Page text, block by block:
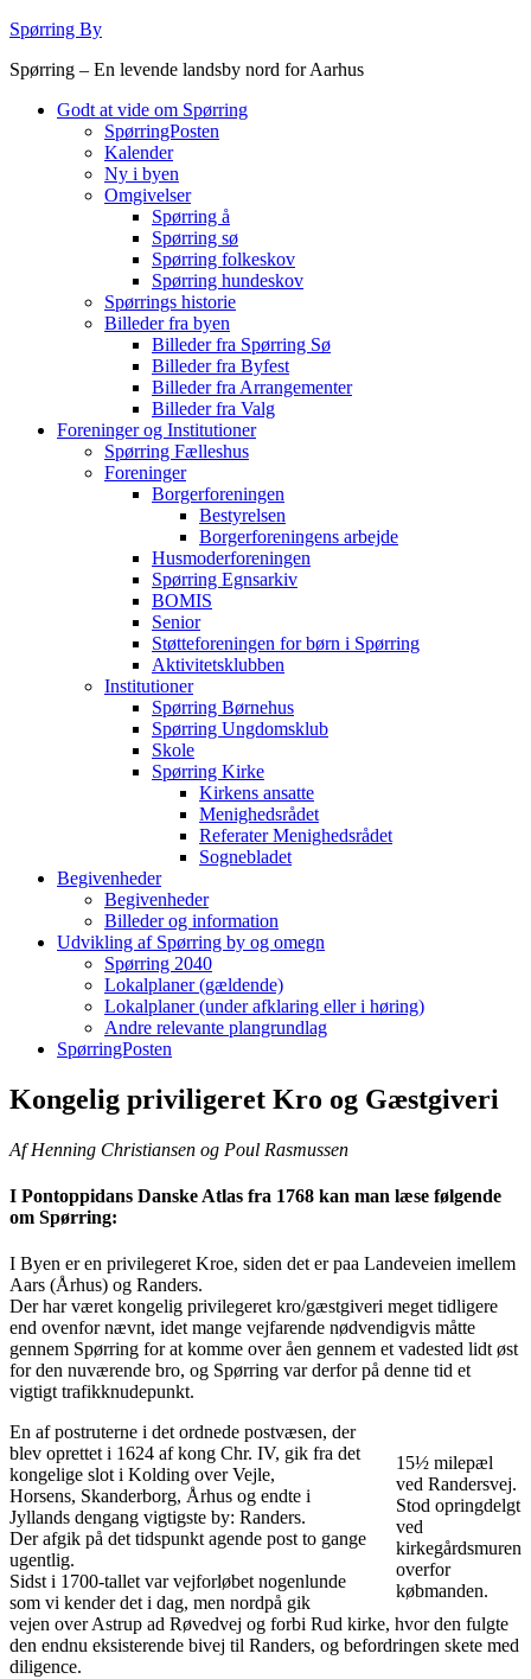
Videre
indhold
Spørring By
Spørring – En levende landsby nord for Aarhus
Godt at vide om Spørring
SpørringPosten
Kalender
Ny i byen
Omgivelser
Spørring å
Spørring sø
Spørring folkeskov
Spørring hundeskov
Spørrings historie
Billeder fra byen
Billeder fra Spørring Sø
Billeder fra Byfest
Billeder fra Arrangementer
Billeder fra Valg
Foreninger og Institutioner
Spørring Fælleshus
Foreninger
Borgerforeningen
Bestyrelsen
Borgerforeningens arbejde
Husmoderforeningen
Spørring Egnsarkiv
BOMIS
Senior
Støtteforeningen for børn i Spørring
Aktivitetsklubben
Institutioner
Spørring Børnehus
Spørring Ungdomsklub
Skole
Spørring Kirke
Kirkens ansatte
Menighedsrådet
Referater Menighedsrådet
Sognebladet
Begivenheder
Begivenheder
Billeder og information
Udvikling af Spørring by og omegn
Spørring 2040
Lokalplaner (gældende)
Lokalplaner (under afklaring eller i høring)
Andre relevante plangrundlag
SpørringPosten
Kongelig priviligeret Kro og Gæstgiveri
Af Henning Christiansen og Poul Rasmussen
I Pontoppidans Danske Atlas fra 1768 kan man læse følgende
om Spørring:
I Byen er en privilegeret Kroe, siden det er paa Landeveien imellem
Aars (Århus) og Randers.
Der har været kongelig privilegeret kro/gæstgiveri meget tidligere
end ovenfor nævnt, idet mange vejfarende nødvendigvis måtte
gennem Spørring for at komme over åen gennem et vadested lidt øst
for den nuværende bro, og Spørring var derfor på denne tid et
vigtigt trafikknudepunkt.
15½ milepæl
ved Randersvej.
Stod opringdelgt
ved
kirkegårdsmuren
overfor
købmanden.
En af postruterne i det ordnede postvæsen, der
blev oprettet i 1624 af kong Chr. IV, gik fra det
kongelige slot i Kolding over Vejle,
Horsens, Skanderborg, Århus og endte i
Jyllands dengang vigtigste by: Randers.
Der afgik på det tidspunkt agende post to gange
ugentlig.
Sidst i 1700-tallet var vejforløbet nogenlunde
som vi kender det i dag, men nordpå gik
vejen over Astrup ad Røvedvej og forbi Rud kirke, hvor den fulgte
den endnu eksisterende bivej til Randers, og befordringen skete med
diligence.